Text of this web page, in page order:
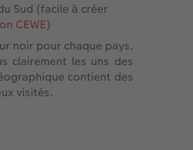
Sud (facile à créer
CEWE)
noir pour chaque pays.
clairement les uns des
contient des
visités.